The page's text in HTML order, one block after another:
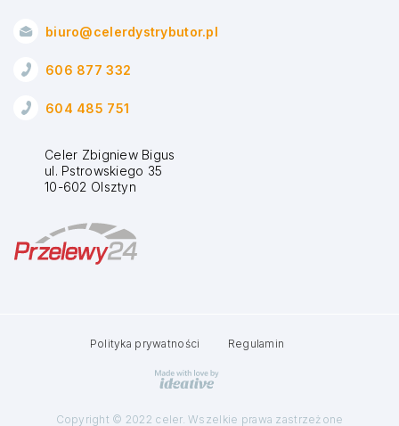
biuro@celerdystrybutor.pl
606 877 332
604 485 751
Celer Zbigniew Bigus
ul. Pstrowskiego 35
10-602 Olsztyn
Polityka prywatności Regulamin
Copyright © 2022 celer. Wszelkie prawa zastrzeżone